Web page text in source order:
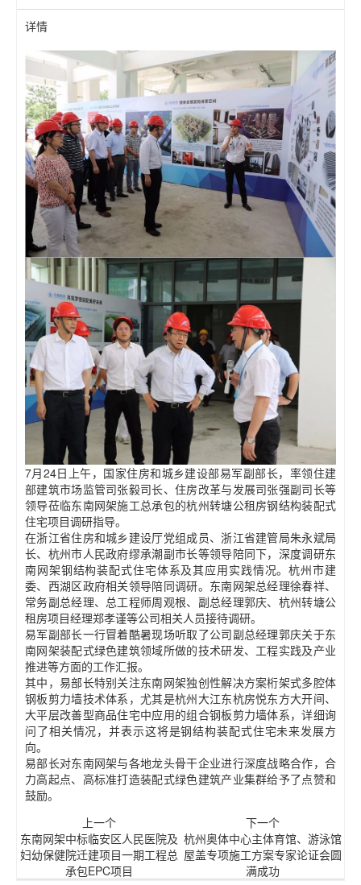
详情
7月24日上午，国家住房和城乡建设部易军副部长，率领住建
部建筑市场监管司张毅司长、住房改革与发展司张强副司长等
领导莅临东南网架施工总承包的杭州转塘公租房钢结构装配式
住宅项目调研指导。
在浙江省住房和城乡建设厅党组成员、浙江省建管局朱永斌局
长、杭州市人民政府缪承潮副市长等领导陪同下，深度调研东
南网架钢结构装配式住宅体系及其应用实践情况。杭州市建
委、西湖区政府相关领导陪同调研。东南网架总经理徐春祥、
常务副总经理、总工程师周观根、副总经理郭庆、杭州转塘公
租房项目经理郑孝谨等公司相关人员接待调研。
易军副部长一行冒着酷暑现场听取了公司副总经理郭庆关于东
南网架装配式绿色建筑领域所做的技术研发、工程实践及产业
推进等方面的工作汇报。
其中，易部长特别关注东南网架独创性解决方案桁架式多腔体
钢板剪力墙技术体系，尤其是杭州大江东杭房悦东方大开间、
大平层改善型商品住宅中应用的组合钢板剪力墙体系，详细询
问了相关情况，并表示这将是钢结构装配式住宅未来发展方
向。
易部长对东南网架与各地龙头骨干企业进行深度战略合作，合
力高起点、高标准打造装配式绿色建筑产业集群给予了点赞和
鼓励。
上一个
东南网架中标临安区人民医院及
妇幼保健院迁建项目一期工程总
承包EPC项目
下一个
杭州奥体中心主体育馆、游泳馆
屋盖专项施工方案专家论证会圆
满成功